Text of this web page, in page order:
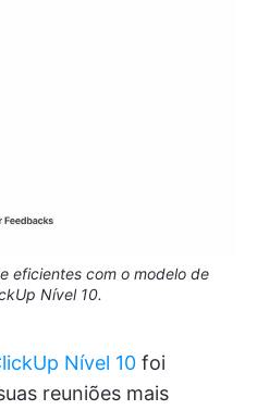
eficientes com o modelo de
Nível 10.
Nível 10 foi
reuniões mais